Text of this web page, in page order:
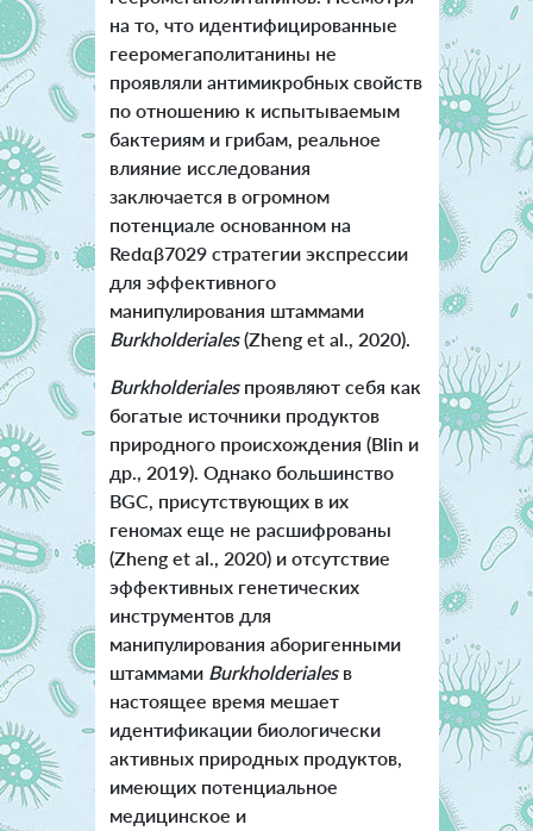
на то, что идентифицированные
гееромегаполитанины не
проявляли антимикробных свойств
по отношению к испытываемым
бактериям и грибам, реальное
влияние исследования
заключается в огромном
потенциале основанном на
Redαβ7029 стратегии экспрессии
для эффективного
манипулирования штаммами
Burkholderiales(Zheng et al., 2020).
Burkholderiales проявляют себя как
богатые источники продуктов
природного происхождения (Blin и
др., 2019). Однако большинство
BGC, присутствующих в их
геномах еще не расшифрованы
(Zheng et al., 2020) и отсутствие
эффективных генетических
инструментов для
манипулирования аборигенными
штаммами Burkholderiales в
настоящее время мешает
идентификации биологически
активных природных продуктов,
имеющих потенциальное
медицинское и